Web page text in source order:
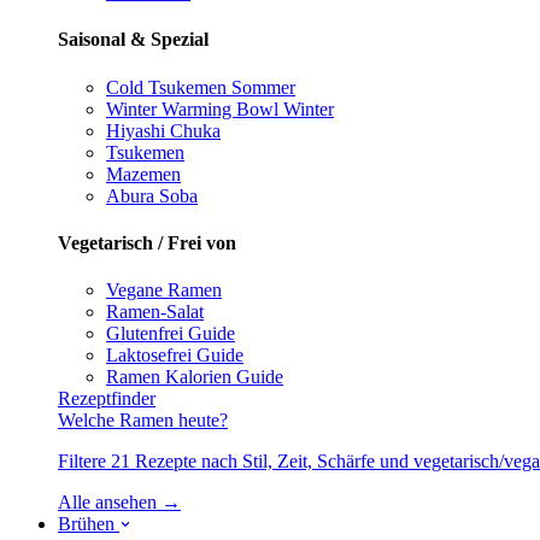
Saisonal & Spezial
Cold Tsukemen Sommer
Winter Warming Bowl Winter
Hiyashi Chuka
Tsukemen
Mazemen
Abura Soba
Vegetarisch / Frei von
Vegane Ramen
Ramen-Salat
Glutenfrei Guide
Laktosefrei Guide
Ramen Kalorien Guide
Rezeptfinder
Welche Ramen heute?
Filtere 21 Rezepte nach Stil, Zeit, Schärfe und vegetarisch/
Alle ansehen →
Brühen